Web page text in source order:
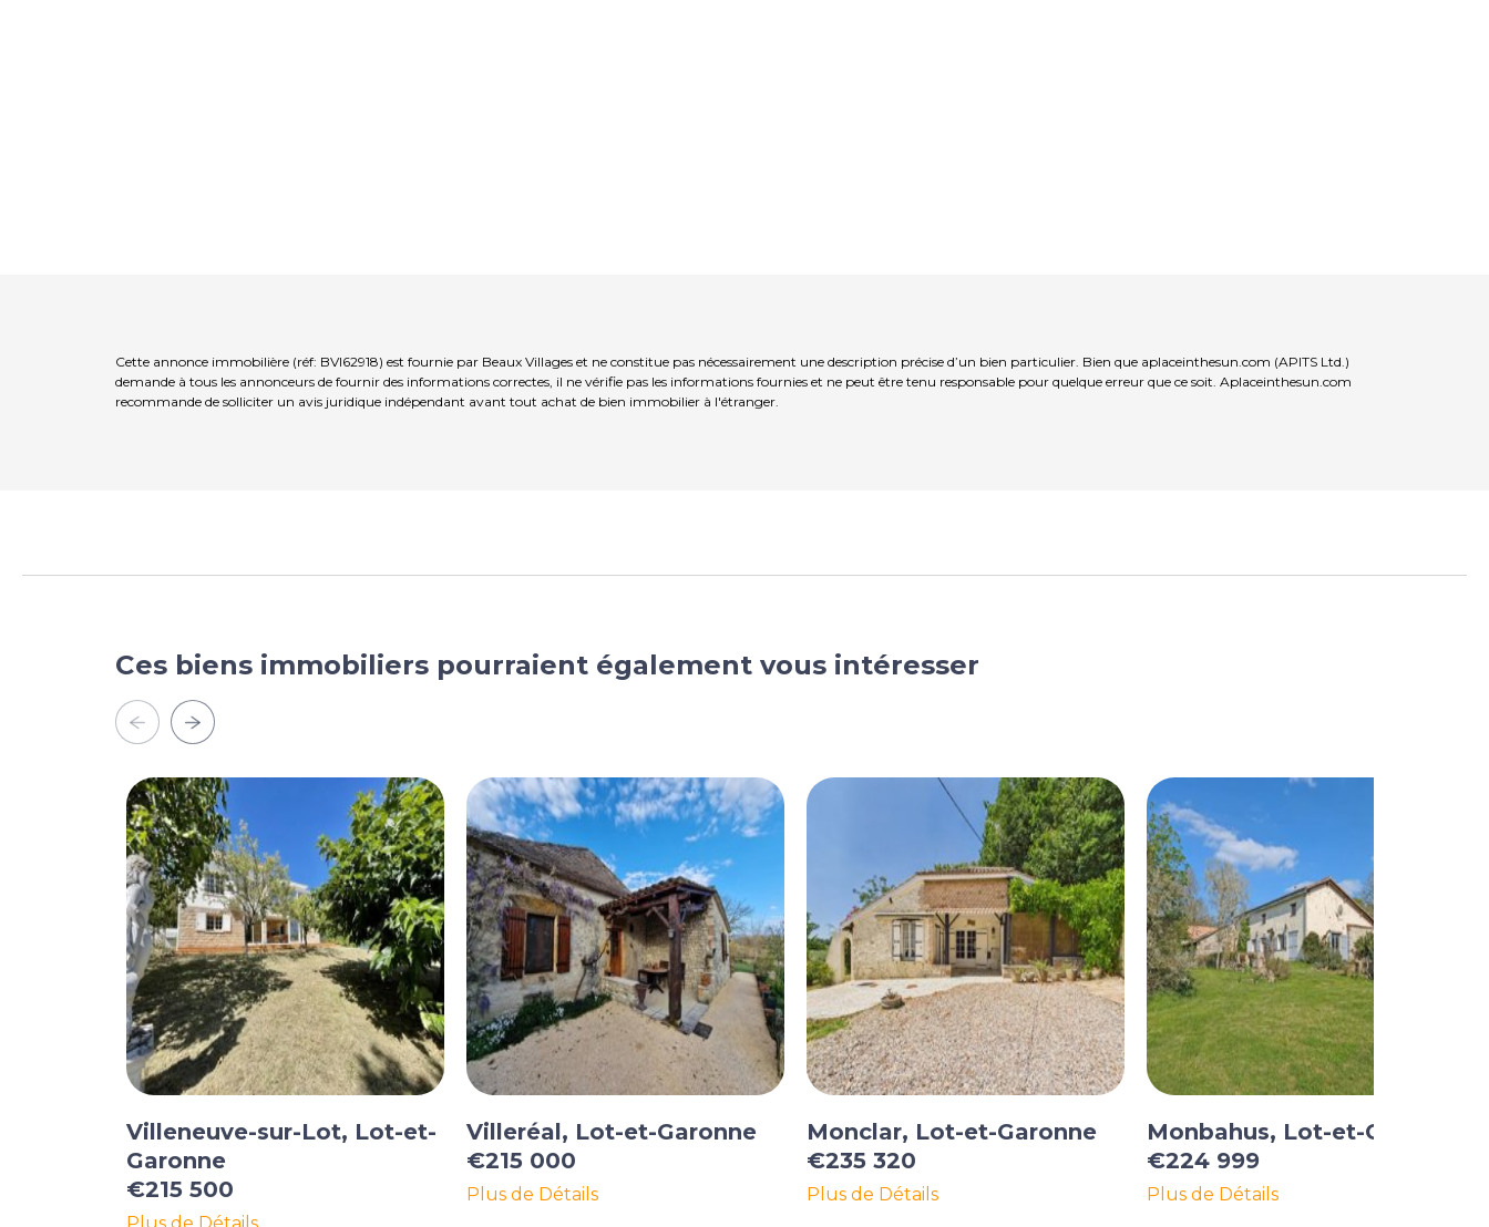
Cette annonce immobilière (réf: BVI62918) est fournie par Beaux Villages et ne constitue pas nécessairement une description précise d’un bien particulier. Bien que aplaceinthesun.com (APITS Ltd.)
demande à tous les annonceurs de fournir des informations correctes, il ne vérifie pas les informations fournies et ne peut être tenu responsable pour quelque erreur que ce soit. Aplaceinthesun.com
recommande de solliciter un avis juridique indépendant avant tout achat de bien immobilier à l'étranger.
Ces biens immobiliers pourraient également vous intéresser
Villeneuve-sur-Lot, Lot-et-
Garonne
€215 500
Villeréal, Lot-et-Garonne
€215 000
Plus de Détails
Monclar, Lot-et-Garonne
€235 320
Plus de Détails
Monbahus, Lot-et-Garonne
€224 999
Plus de Détails